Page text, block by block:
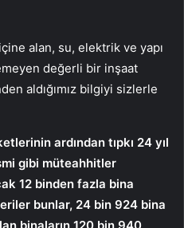
alan, su, elektrik ve yapı
değerli bir inşaat
aldığımız bilgiyi sizlerle
ardından tıpkı 24 yıl
gibi müteahhitler
12 binden fazla bina
bunlar, 24 bin 924 bina
binaların 120 bin 940